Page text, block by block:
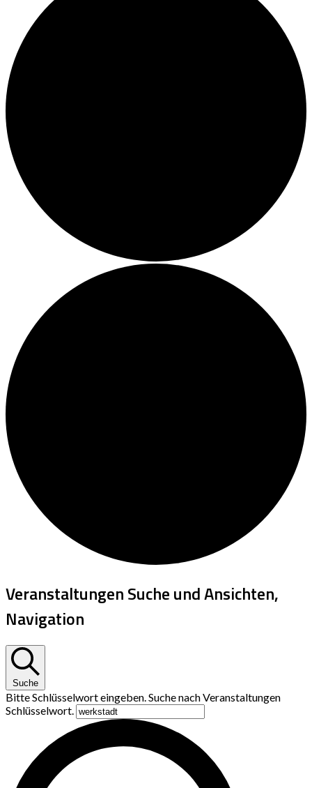
Veranstaltungen Suche und Ansichten,
Navigation
Suche
Bitte Schlüsselwort eingeben. Suche nach Veranstaltungen
Schlüsselwort.